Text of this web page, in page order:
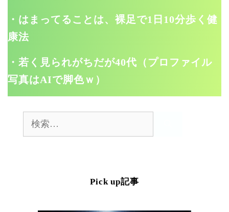
・はまってることは、裸足で1日10分歩く健
康法
・若く見られがちだが40代（プロファイル
写真はAIで脚色ｗ）
Pick up記事